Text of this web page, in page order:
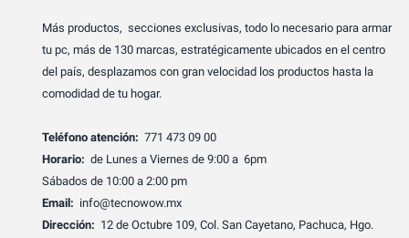
Más productos, secciones exclusivas, todo lo necesario para armar
tu pc, más de 130 marcas, estratégicamente ubicados en el centro
del país, desplazamos con gran velocidad los productos hasta la
comodidad de tu hogar.
Teléfono atención: 771 473 09 00
Horario: de Lunes a Viernes de 9:00 a 6pm
Sábados de 10:00 a 2:00 pm
Email: info@tecnowow.mx
Dirección: 12 de Octubre 109, Col. San Cayetano, Pachuca, Hgo.